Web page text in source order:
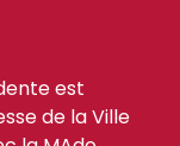
est
de la Ville